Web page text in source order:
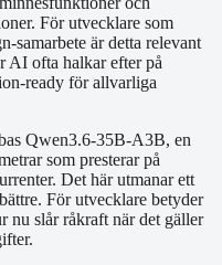
För utvecklare som
samarbete är detta relevant
AI ofta halkar efter på
ready för allvarliga
Qwen3.6-35B-A3B, en
som presterar på
Det här utmanar ett
För utvecklare betyder
nu slår råkraft när det gäller